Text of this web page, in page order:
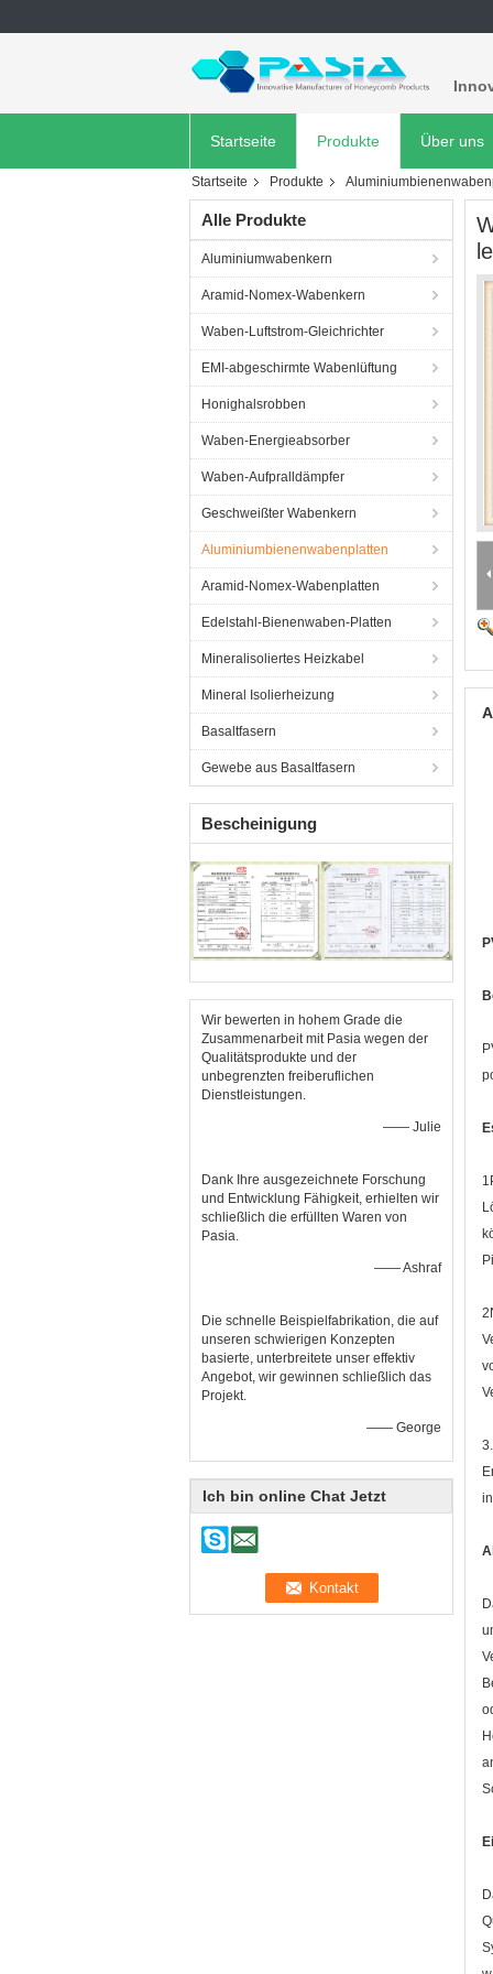
Startseite Produkte Über uns
Startseite Produkte
Alle Produkte
Aluminiumwabenkern
Aramid-Nomex-Wabenkern
Waben-Luftstrom-Gleichrichter
EMI-abgeschirmte Wabenlüftung
Honighalsrobben
Waben-Energieabsorber
Waben-Aufpralldämpfer
Geschweißter Wabenkern
Aluminiumbienenwabenplatten
Aramid-Nomex-Wabenplatten
Edelstahl-Bienenwaben-Platten
Mineralisoliertes Heizkabel
Mineral Isolierheizung
Basaltfasern
Gewebe aus Basaltfasern
Bescheinigung
Wir bewerten in hohem Grade die
Zusammenarbeit mit Pasia wegen der
Qualitätsprodukte und der
unbegrenzten freiberuflichen
Dienstleistungen.
—— Julie
Dank Ihre ausgezeichnete Forschung
und Entwicklung Fähigkeit, erhielten wir
schließlich die erfüllten Waren von
Pasia.
—— Ashraf
Die schnelle Beispielfabrikation, die auf
unseren schwierigen Konzepten
basierte, unterbreitete unser effektiv
Angebot, wir gewinnen schließlich das
Projekt.
—— George
Ich bin online Chat Jetzt